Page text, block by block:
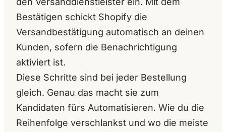
Bestätigen schickt Shopify die
Versandbestätigung automatisch an deinen
Kunden, sofern die Benachrichtigung
aktiviert ist.
Diese Schritte sind bei jeder Bestellung
gleich. Genau das macht sie zum
Kandidaten fürs Automatisieren. Wie du die
Reihenfolge verschlankst und wo die meiste